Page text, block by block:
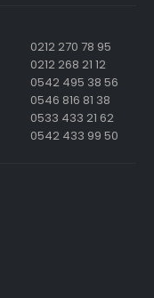
0212 270 78 95
0212 268 21 12
0542 495 38 56
0546 816 81 38
0533 433 21 62
0542 433 99 50